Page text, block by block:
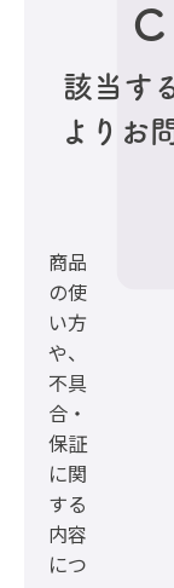
該当す
より お
商品
の使
い方
や、
不具
合・
保証
に関
する
内容
につ